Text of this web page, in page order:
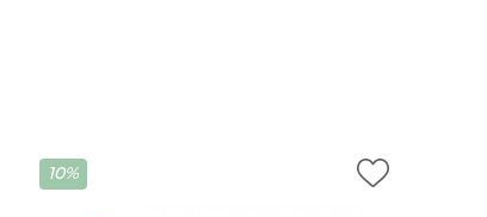
Consultor de Vendas
10%